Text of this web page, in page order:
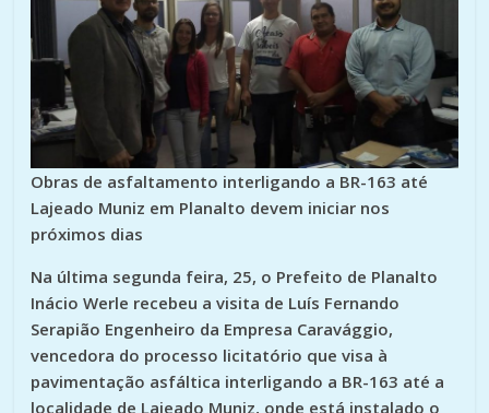
Obras de asfaltamento interligando a BR-163 até
Lajeado Muniz em Planalto devem iniciar nos
próximos dias
Na última segunda feira, 25, o Prefeito de Planalto
Inácio Werle recebeu a visita de Luís Fernando
Serapião Engenheiro da Empresa Caravággio,
vencedora do processo licitatório que visa à
pavimentação asfáltica interligando a BR-163 até a
localidade de Lajeado Muniz, onde está instalado o